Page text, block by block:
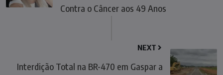
Contra o Câncer aos 49 Anos
NEXT
Interdição Total na BR-470 em Gaspar a